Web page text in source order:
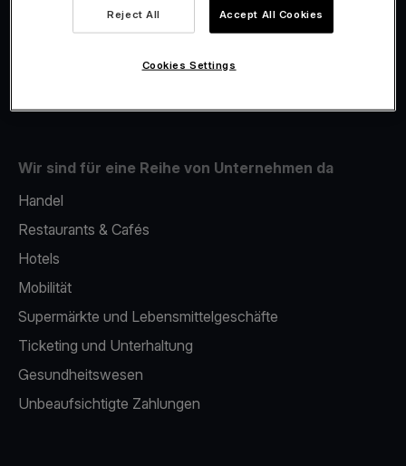
Fiskalisierung
Wir sind für eine Reihe von Unternehmen da
Handel
Restaurants & Cafés
Hotels
Mobilität
Supermärkte und Lebensmittelgeschäfte
Ticketing und Unterhaltung
Gesundheitswesen
Unbeaufsichtigte Zahlungen
Reject All Accept All Cookies
Cookies Settings